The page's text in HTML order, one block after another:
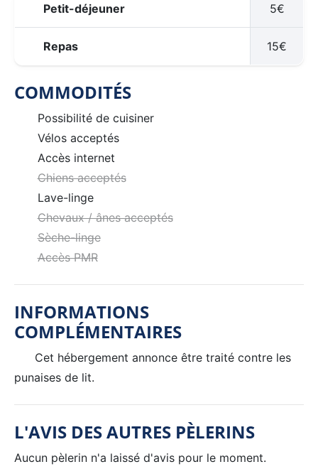
Petit-déjeuner 5€
Repas 15€
COMMODITÉS
Possibilité de cuisiner
Vélos acceptés
Accès internet
Chiens acceptés
Lave-linge
Chevaux / ânes acceptés
Sèche-linge
Accès PMR
INFORMATIONS
COMPLÉMENTAIRES
Cet hébergement annonce être traité contre les
punaises de lit.
L'AVIS DES AUTRES PÈLERINS
Aucun pèlerin n'a laissé d'avis pour le moment.